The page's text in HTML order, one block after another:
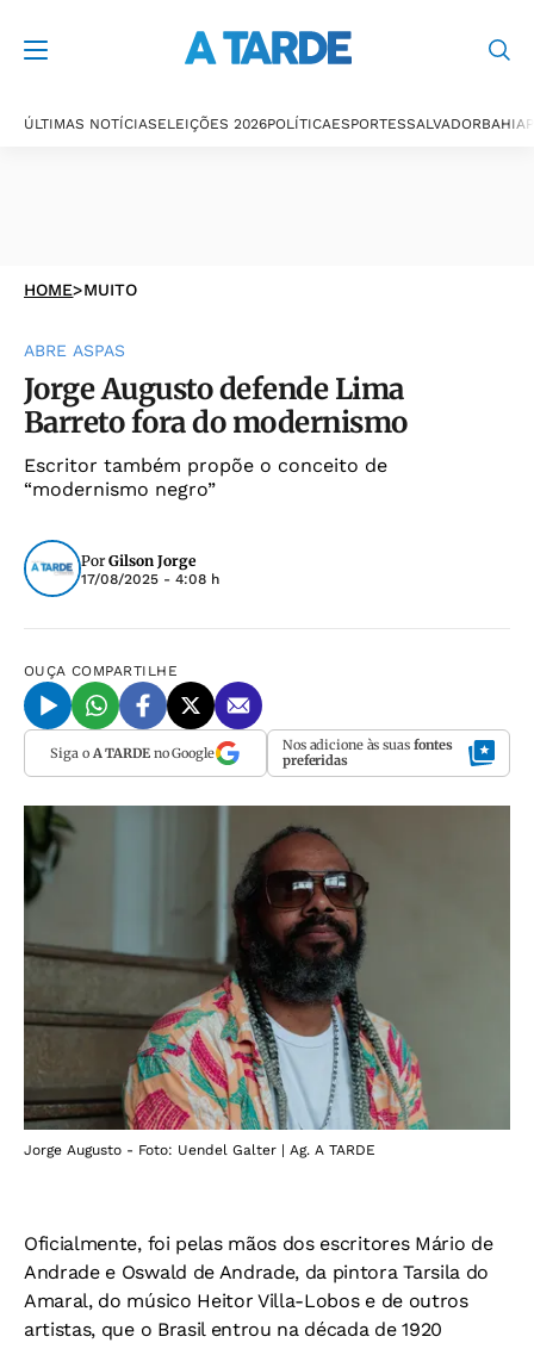
ÚLTIMAS NOTÍCIASELEIÇÕES 2026POLÍTICAESPORTESSALVADORBAHIA
HOME>MUITO
ABRE ASPAS
Jorge Augusto defende Lima
Barreto fora do modernismo
Escritor também propõe o conceito de
“modernismo negro”
Por Gilson Jorge
17/08/2025 - 4:08 h
OUÇA COMPARTILHE
Siga o A TARDEno Google Nos adicione às suas fontes
preferidas
Jorge Augusto - Foto: Uendel Galter | Ag. A TARDE
Oficialmente, foi pelas mãos dos escritores Mário de
Andrade e Oswald de Andrade, da pintora Tarsila do
Amaral, do músico Heitor Villa-Lobos e de outros
artistas, que o Brasil entrou na década de 1920